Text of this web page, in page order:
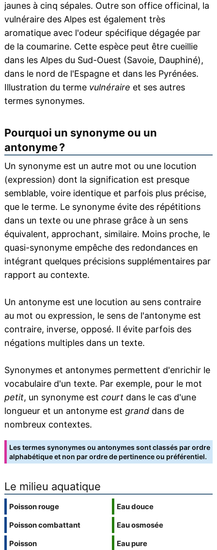
jaunes à cinq sépales. Outre son office officinal, la
vulnéraire des Alpes est également très
aromatique avec l'odeur spécifique dégagée par
de la coumarine. Cette espèce peut être cueillie
dans les Alpes du Sud-Ouest (Savoie, Dauphiné),
dans le nord de l'Espagne et dans les Pyrénées.
Illustration du terme vulnéraire et ses autres
termes synonymes.
Pourquoi un synonyme ou un
antonyme ?
Un synonyme est un autre mot ou une locution
(expression) dont la signification est presque
semblable, voire identique et parfois plus précise,
que le terme. Le synonyme évite des répétitions
dans un texte ou une phrase grâce à un sens
équivalent, approchant, similaire. Moins proche, le
quasi-synonyme empêche des redondances en
intégrant quelques précisions supplémentaires par
rapport au contexte.
Un antonyme est une locution au sens contraire
au mot ou expression, le sens de l'antonyme est
contraire, inverse, opposé. Il évite parfois des
négations multiples dans un texte.
Synonymes et antonymes permettent d'enrichir le
vocabulaire d'un texte. Par exemple, pour le mot
petit, un synonyme est courtdans le cas d'une
longueur et un antonyme est granddans de
nombreux contextes.
Les termes synonymes ou antonymes sont classés par ordre
alphabétique et non par ordre de pertinence ou préférentiel.
Le milieu aquatique
Poisson rouge
Poisson combattant
Poisson
Eau douce
Eau osmosée
Eau pure